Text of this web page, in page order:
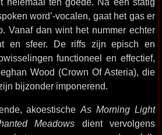
word’-vocalen, gaat het gas er
Vanaf dan wint het nummer echter
en sfeer. De riffs zijn episch en
functioneel en effectief,
Wood (Crown Of Asteria), die
bijzonder imponerend.
akoestischeAs Morning Light
Meadows dient vervolgens